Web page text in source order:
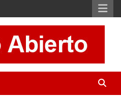
buscando hacer un
información relevante de lo que